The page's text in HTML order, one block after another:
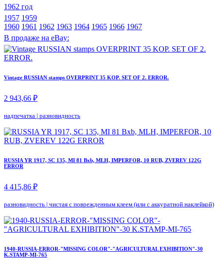
1962 год
1957 1959
1960 1961 1962 1963 1964 1965 1966 1967
В продаже на eBay:
Vintage RUSSIAN stamps OVERPRINT 35 KOP. SET OF 2. ERROR.
2 943,66 ₽
надпечатка | разновидность
RUSSIA YR 1917, SC 135, MI 81 Bxb, MLH, IMPERFOR, 10 RUB, ZVEREV 122G
ERROR
4 415,86 ₽
разновидность | чистая с поврежденным клеем (или с аккуратной наклейкой)
1940-RUSSIA-ERROR-"MISSING COLOR"-"AGRICULTURAL EXHIBITION"-30
K.STAMP-MI-765